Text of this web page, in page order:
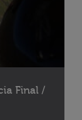
Final /